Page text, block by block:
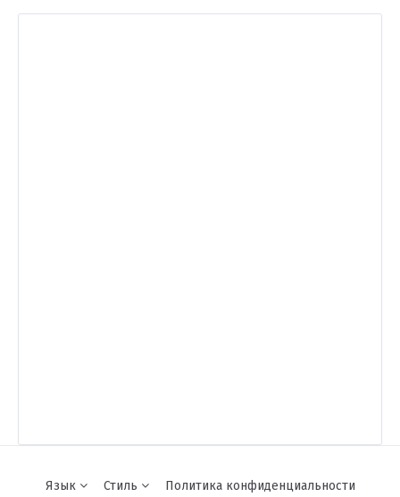
Язык Стиль Политика конфиденциальности